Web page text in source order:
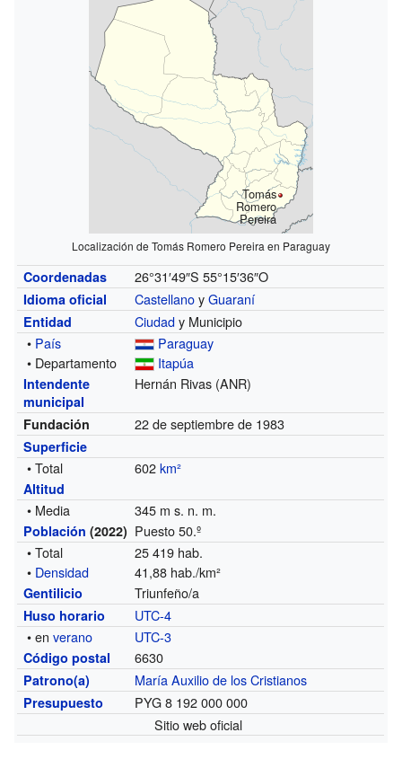
Tomás
Romero
Pereira
Localización de Tomás Romero Pereira en Paraguay
Coordenadas 26°31′49″S 55°15′36″O
Idioma oficial CastellanoyGuaraní
Entidad Ciudady Municipio
• País
Paraguay
• Departamento
Itapúa
Intendente
municipal
Hernán Rivas (ANR)
Fundación 22 de septiembre de 1983
Superficie
• Total 602km²
Altitud
• Media 345 m s. n. m.
Población (2022) Puesto 50.º
• Total
25 419 hab.
• Densidad 41,88 hab./km²
Gentilicio Triunfeño/a
Huso horario
UTC-4
• enverano UTC-3
Código postal 6630
Patrono(a) María Auxilio de los Cristianos
Presupuesto
PYG 8 192 000 000
Sitio web oficial